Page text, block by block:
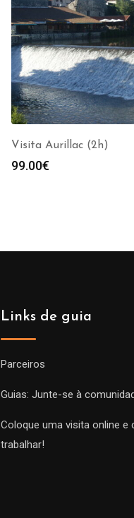
Visita Aurillac (2h)
99.00€
Links de guia
Parceiros
Guias: Junte-se à
Coloque uma visita online e
trabalhar!